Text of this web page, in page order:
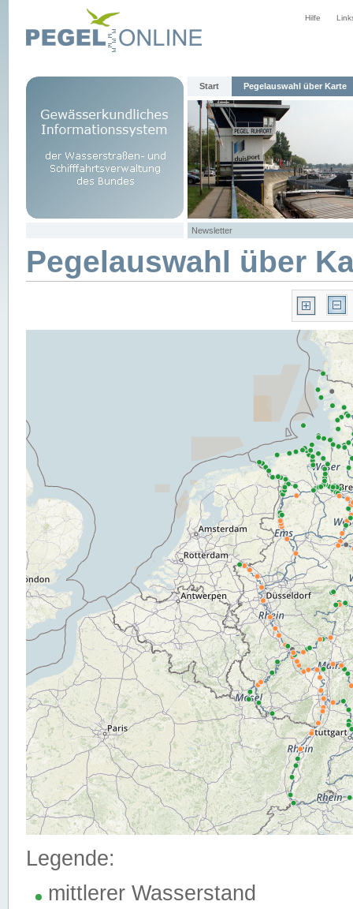
Hilfe
Start Pegelauswahl über Karte
Newsletter
Pegelauswahl über
Legende:
mittlerer Wasserstand